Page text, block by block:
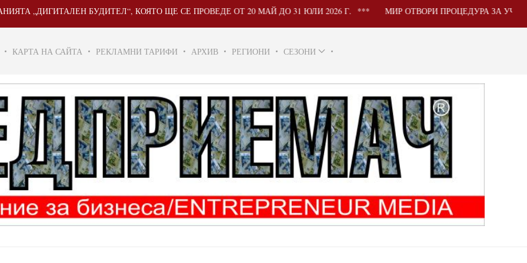
БУДИТЕЛ“, КОЯТО ЩЕ СЕ ПРОВЕДЕ ОТ 20 МАЙ ДО 31 ЮЛИ 2026 Г. МИР ОТВОРИ ПРОЦЕДУРА ЗА УЧАСТИЕ НА
КАРТА НА САЙТА РЕКЛАМНИ ТАРИФИ АРХИВ РЕГИОНИ СЕЗОНИ